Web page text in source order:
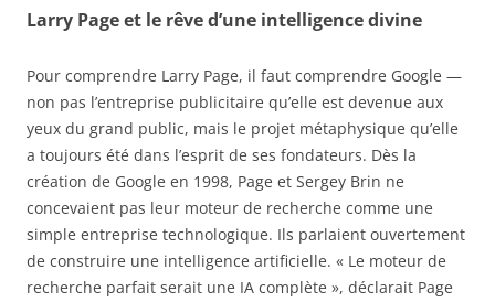
Larry Page et le rêve d’une intelligence divine
Pour comprendre Larry Page, il faut comprendre Google —
non pas l’entreprise publicitaire qu’elle est devenue aux
yeux du grand public, mais le projet métaphysique qu’elle
a toujours été dans l’esprit de ses fondateurs. Dès la
création de Google en 1998, Page et Sergey Brin ne
concevaient pas leur moteur de recherche comme une
simple entreprise technologique. Ils parlaient ouvertement
de construire une intelligence artificielle. « Le moteur de
recherche parfait serait une IA complète », déclarait Page